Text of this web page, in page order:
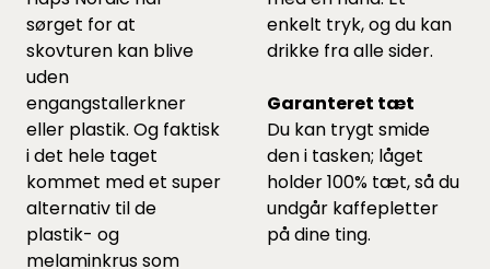
sørget for at
skovturen kan blive
uden
engangstallerkner
eller plastik. Og faktisk
i det hele taget
kommet med et super
alternativ til de
plastik- og
melaminkrus som
enkelt tryk, og du kan
drikke fra alle sider.
Garanteret tæt
Du kan trygt smide
den i tasken; låget
holder 100% tæt, så du
undgår kaffepletter
på dine ting.